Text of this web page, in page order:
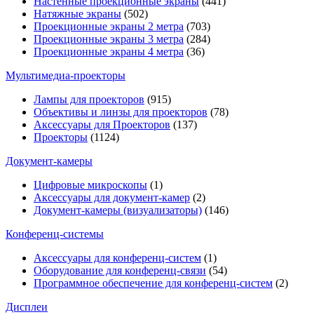
Натяжные экраны (502)
Проекционные экраны 2 метра (703)
Проекционные экраны 3 метра (284)
Проекционные экраны 4 метра (36)
Мультимедиa-проекторы
Лампы для проекторов (915)
Объективы и линзы для проекторов (78)
Аксессуары для Проекторов (137)
Проекторы (1124)
Документ-камеры
Цифровые микроскопы (1)
Аксессуары для документ-камер (2)
Документ-камеры (визуализаторы) (146)
Конференц-системы
Аксессуары для конференц-систем (1)
Оборудование для конференц-связи (54)
Программное обеспечение для конференц-систем (2)
Дисплеи